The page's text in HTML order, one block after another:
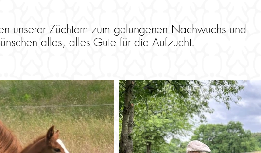
unserer Züchtern zum gelungenen Nachwuchs und
alles, alles Gute für die Aufzucht.